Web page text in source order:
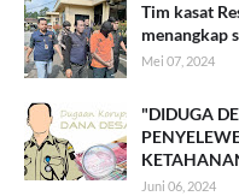
Tim kasat
menangkap
Mei 07, 2024
"DIDUGA
Juni 06, 2024